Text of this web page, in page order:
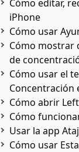
Cómo editar,
iPhone
Cómo usar
Cómo mostrar
de
Cómo usar el
Concentración
Cómo abrir
Cómo
Usar la app
Cómo usar